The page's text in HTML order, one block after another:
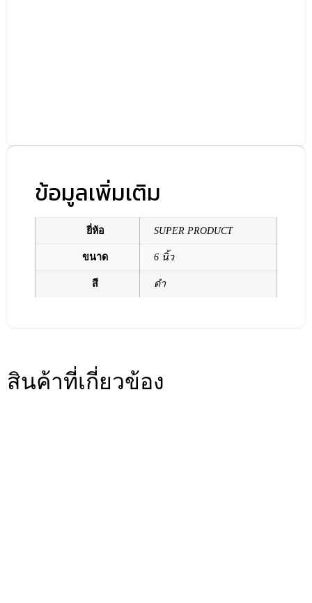
ข้อมูลเพิ่มเติม
ยี่ห้อ SUPER PRODUCT
ขนาด 6 นิ้ว
สี ดำ
สินค้าที่เกี่ยวข้อง